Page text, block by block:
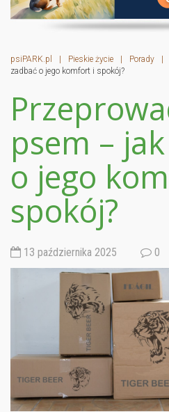
psiPARK.pl | Pieskie życie | Porady |
zadbać o jego komfort i spokój?
psem –
o jego
spokój?
13 października 2025 0